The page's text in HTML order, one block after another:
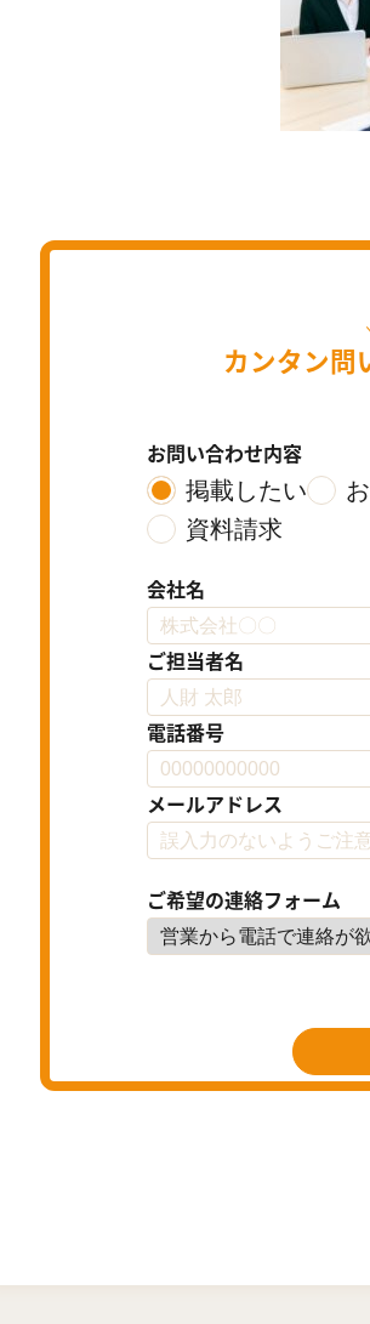
カンタン問
お問い合わせ内容
掲載したい
資料請求
会社名
ご担当者名
電話番号
メールアドレス
ご希望の連絡フォーム